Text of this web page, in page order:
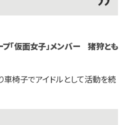
「仮面女子」メンバー 猪狩とも
椅子でアイドルとして活動を続